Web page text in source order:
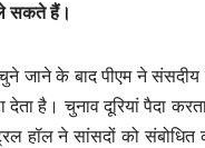
ले सकते हैं।
चुने जाने के बाद पीएम ने
देता है। चुनाव दूरियां पैदा
हॉल ने सांसदों को